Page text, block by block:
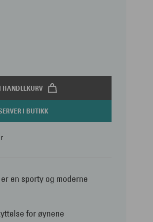
HANDLEKURV
I BUTIKK
er en sporty og moderne
for øynene